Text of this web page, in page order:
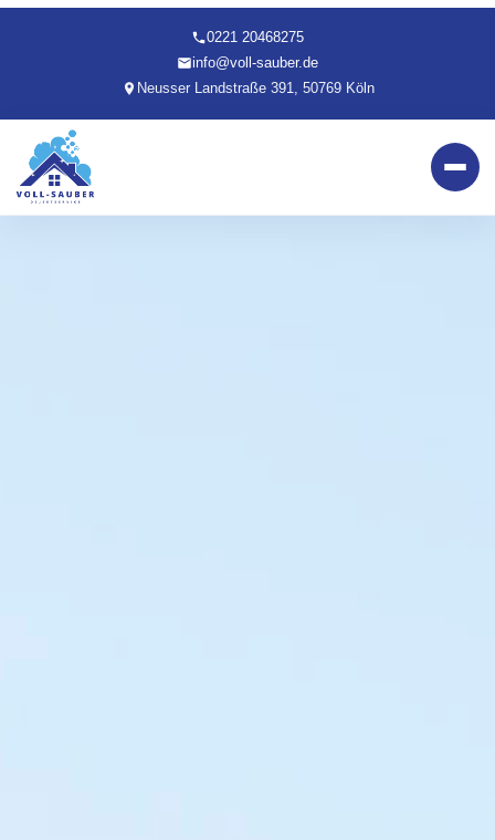
0221 20468275
info@voll-sauber.de
Neusser Landstraße 391, 50769 Köln